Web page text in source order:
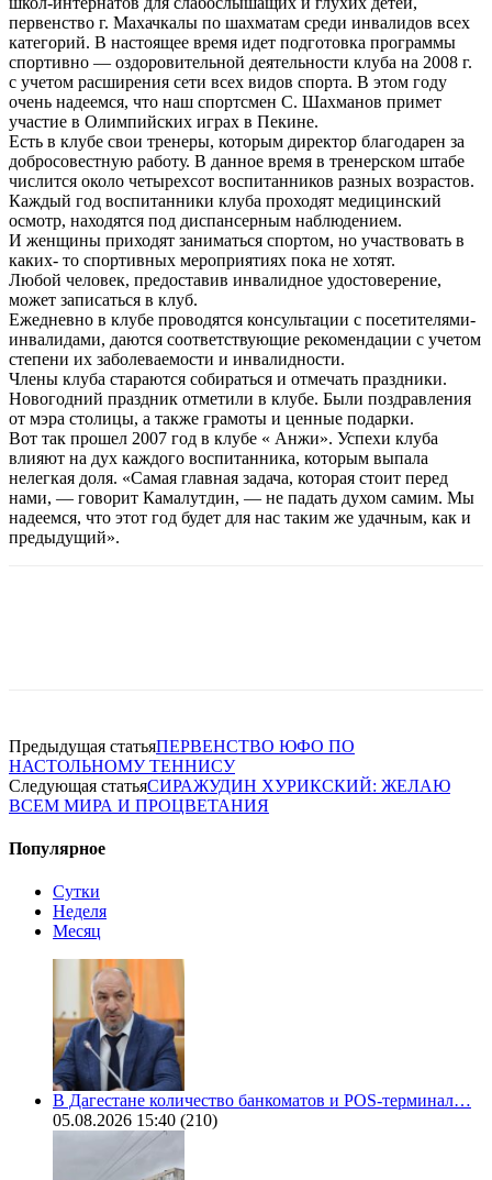
первенство г. Махачкалы по шахматам среди инвалидов всех
категорий. В настоящее время идет подготовка программы
спортивно — оздоровительной деятельности клуба на 2008 г.
c учетом расширения сети всех видов спорта. В этом году
очень надеемся, что наш спортсмен C. Шахманов примет
участие в Олимпийских играх в Пекине.
Есть в клубе свои тренеры, которым директор благодарен за
добросовестную работу. В данное время в тренерском штабе
числится около четырехсот воспитанников разных возрастов.
Каждый год воспитанники клуба проходят медицинский
осмотр, находятся под диспансерным наблюдением.
И женщины приходят заниматься спортом, но участвовать в
каких- то спортивных мероприятиях пока не хотят.
Любой человек, предоставив инвалидное удостоверение,
может записаться в клуб.
Ежедневно в клубе проводятся консультации с посетителями-
инвалидами, даются соответствующие рекомендации с учетом
степени их заболеваемости и инвалидности.
Члены клуба стараются собираться и отмечать праздники.
Новогодний праздник отметили в клубе. Были поздравления
от мэра столицы, а также грамоты и ценные подарки.
Вот так прошел 2007 год в клубе « Анжи». Успехи клуба
влияют на дух каждого воспитанника, которым выпала
нелегкая доля. «Cамая главная задача, которая стоит перед
нами, — говорит Камалутдин, — не падать духом самим. Мы
надеемся, что этот год будет для нас таким же удачным, как и
предыдущий».
Предыдущая статьяПЕРВЕНСТВО ЮФО ПО
НАСТОЛЬНОМУ ТЕННИСУ
Следующая статьяСИРАЖУДИН ХУРИКСКИЙ: ЖЕЛАЮ
ВСЕМ МИРА И ПРОЦВЕТАНИЯ
Популярное
Сутки
Неделя
Месяц
В Дагестане количество банкоматов и POS-терминал…
05.08.2026 15:40 (210)